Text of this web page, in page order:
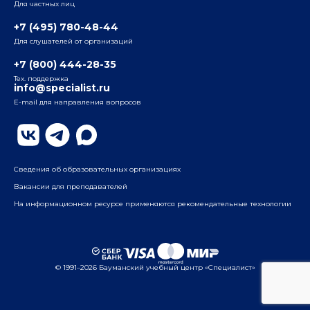
Радио
ул. Радио, д.24, корпус 1, 2-й подъезд, 2-й этаж
ул. Воронцовская, д. 35Б, корп.2, 5-й этаж
Бауманский
ул. Бауманская, д. 6, стр. 2, бизнес-центр «Виктория
Плаза», 4-й этаж
Для частных лиц
+7 (495) 780-48-44
Для слушателей от организаций
+7 (800) 444-28-35
Тех. поддержка
info@specialist.ru
E-mail для направления вопросов
Сведения об образовательных организациях
Вакансии для преподавателей
На информационном ресурсе применяются рекомендательные технологии
© 1991–2026 Бауманский учебный центр «Специалист»